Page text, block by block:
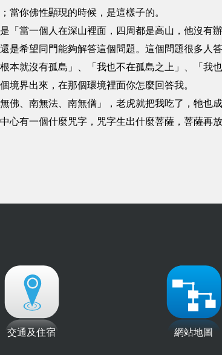
當你佛性顯現的時候，是這樣子的。
「當一個人在深山裡面，四周都是高山，他沒有
是希望同門能夠解答這個問題。這個問題很多人
本就沒有孤島」、「我也不在孤島之上」、「我
境界出來，在那個環境裡面你怎麼回答我。
佛、南無法、南無僧」，老虎就把我吃了，牠也
心有一個什麼咒字，咒字生出什麼菩薩，菩薩再
交通及住宿 網站地圖